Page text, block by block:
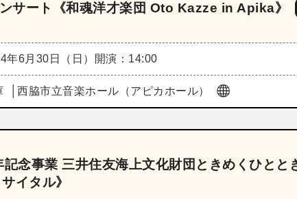
サート《和魂洋才楽団 Oto Kazze in Apika》
年6月30日（日） 開演：14:00
西脇市立音楽ホール（アピカホール）
念事業 三井住友海上文化財団ときめくひとと
イタル》